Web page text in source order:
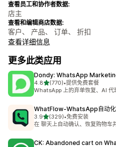
查看员工和协作者数据:
店主
查看和编辑商店数据:
客户、 产品、 订单、 折扣
查看详细信息
更多此类应用
Dondy: WhatsApp
4.8星（满分 5 星）
(770)
总共 770 条评论
•提供免费套餐
WhatsApp 上的弃单恢复、AI 代
WhatFlow‑WhatsApp自动化
3.9星（满分 5 星）
(329)
总共 329 条评论
•免费安装
在 聊天上自动确认、恢复购物车
CK: Abandoned cart on